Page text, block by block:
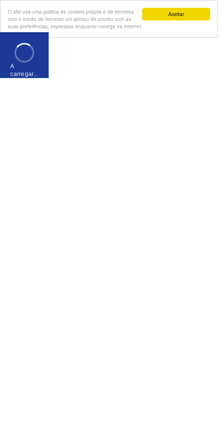
Aceitar
O site usa uma politica de cookies própria e de terceiros
com o intuito de fornecer um serviço de acordo com as
suas preferências, expressas enquanto navega na internet.
A
carregar...